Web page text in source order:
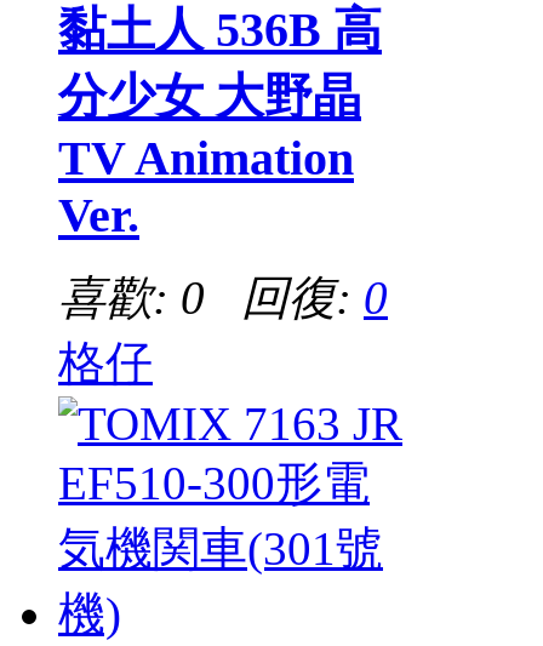
黏土人 536B 高
分少女 大野晶
TV Animation
Ver.
喜歡: 0 回復: 0
格仔